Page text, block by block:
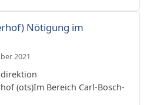
Nötigung im
2021
(ots)Im Bereich Carl-Bosch-